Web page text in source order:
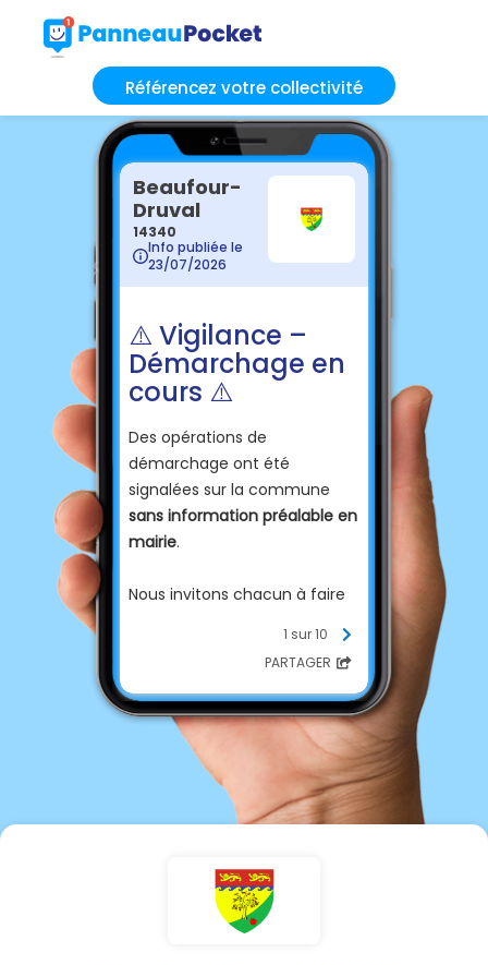
Référencez votre collectivité
Beaufour-
Druval
14340
Info publiée le
23/07/2026
⚠️ Vigilance –
Démarchage en
cours ⚠️
Des opérations de
démarchage ont été
signalées sur la commune
sans information préalable en
mairie.
Nous invitons chacun à faire
ne pas
accorder sa confianceà des
démarcheurs dont l'identité
ou la légitimité ne peut être
vérifiée.
En cas de doute, ne laissez
pas entrer les personnes à
pas à contacter la mairie ou
les services de gendarmerie.
1 sur 10
PARTAGER